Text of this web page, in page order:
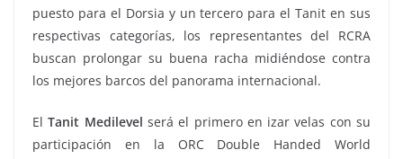
puesto para el Dorsia y un tercero para el Tanit en sus
respectivas categorías, los representantes del RCRA
buscan prolongar su buena racha midiéndose contra
los mejores barcos del panorama internacional.
ElTanit Medilevel será el primero en izar velas con su
participación en la ORC Double Handed World